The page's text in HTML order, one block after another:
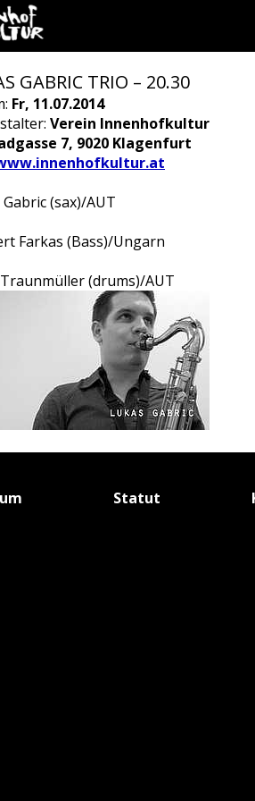
GABRIC TRIO – 20.30
Fr, 11.07.2014
Verein Innenhofkultur
7, 9020 Klagenfurt
(sax)/AUT
Farkas (Bass)/Ungarn
(drums)/AUT
Statut